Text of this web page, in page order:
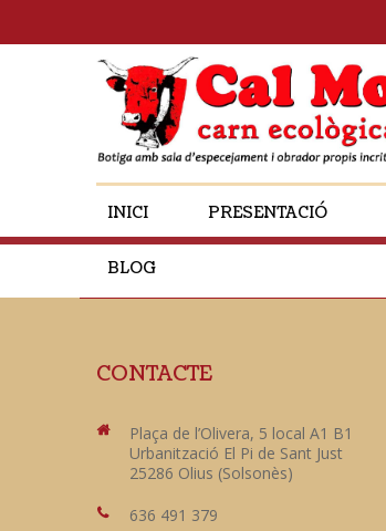
INICI PRESENTACIÓ
BLOG
CONTACTE
Plaça de l’Olivera, 5 local A1 B1
Urbanització El Pi de Sant Just
25286 Olius (Solsonès)
636 491 379